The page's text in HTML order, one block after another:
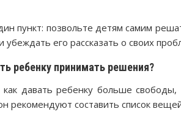
пункт: позвольте детям самим
убеждать его рассказать о своих
ребенку принимать решения?
давать ребенку больше свободы,
рекомендуют составить список